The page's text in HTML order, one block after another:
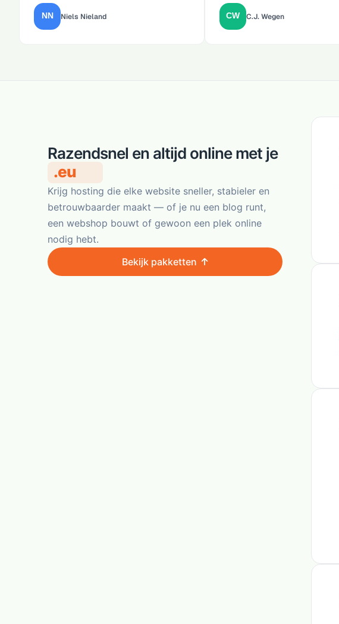
Niels Nieland C.J. Wegen
Razendsnel en altijd online met je
.eu
.be
Krijg hosting die elke website sneller, stabieler en
betrouwbaarder maakt — of je nu een blog runt,
een webshop bouwt of gewoon een plek online
nodig hebt.
Bekijk pakketten